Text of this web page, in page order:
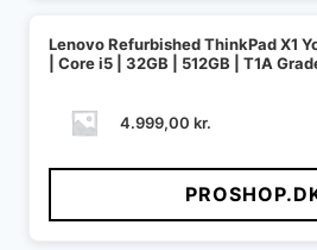
Lenovo Refurbished ThinkPad X1
| Core i5 | 32GB | 512GB | T1A
4.999,00 kr.